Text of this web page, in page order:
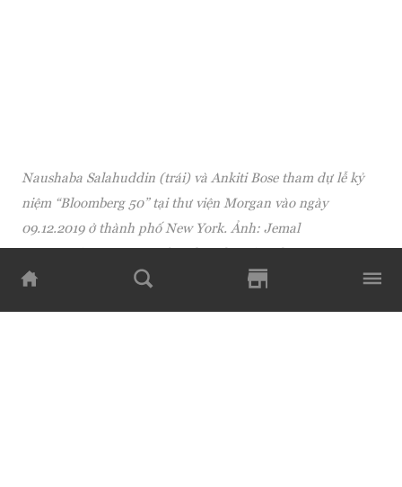
Naushaba Salahuddin (trái) và Ankiti Bose tham dự lễ kỷ
niệm “Bloomberg 50” tại thư viện Morgan vào ngày
09.12.2019 ở thành phố New York. Ảnh: Jemal
Countess/Getty Images for Bloomberg/ Forbes